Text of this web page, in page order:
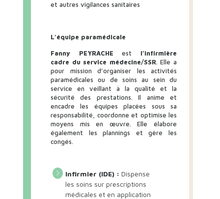
et autres vigilances sanitaires
L’équipe paramédicale
Fanny PEYRACHE est l’infirmière
cadre du service médecine/SSR. Elle a
pour mission d’organiser les activités
paramédicales ou de soins au sein du
service en veillant à la qualité et la
sécurité des prestations. Il anime et
encadre les équipes placées sous sa
responsabilité, coordonne et optimise les
moyens mis en œuvre. Elle élabore
également les plannings et gère les
congés.
Infirmier (IDE) : Dispense
les soins sur prescriptions
médicales et en application